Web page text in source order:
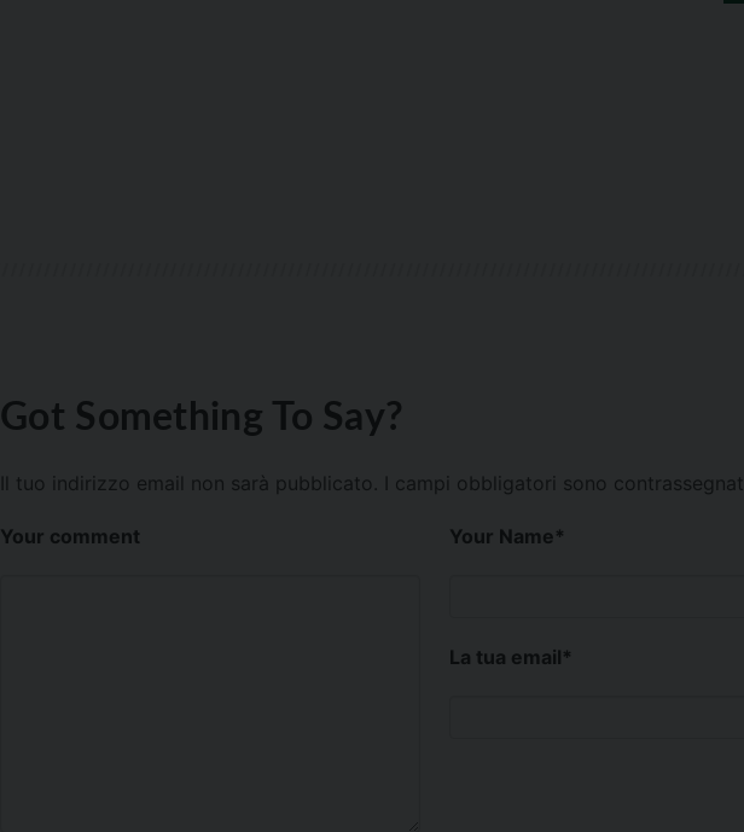
Got Something To Say?
Il tuo indirizzo email non sarà pubblicato. I campi obbligatori sono contrassegnati
Your comment Your Name*
La tua email*